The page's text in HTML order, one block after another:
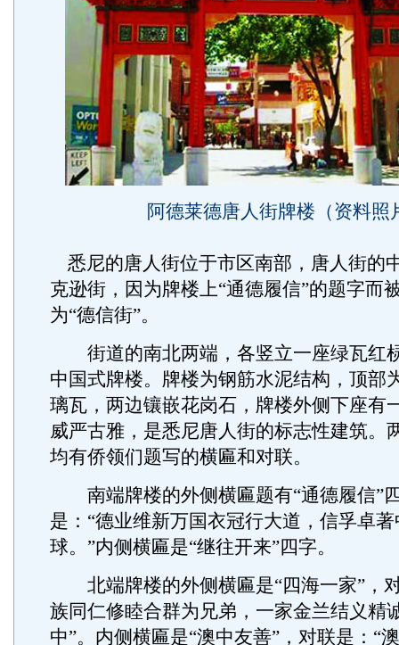
阿德莱德唐人街牌楼（资料照
悉尼的唐人街位于市区南部，唐人街的
克逊街，因为牌楼上“通德履信”的题字而
为“德信街”。
街道的南北两端，各竖立一座绿瓦红
中国式牌楼。牌楼为钢筋水泥结构，顶部
璃瓦，两边镶嵌花岗石，牌楼外侧下座有
威严古雅，是悉尼唐人街的标志性建筑。
均有侨领们题写的横匾和对联。
南端牌楼的外侧横匾题有“通德履信”
是：“德业维新万国衣冠行大道，信孚卓
球。”内侧横匾是“继往开来”四字。
北端牌楼的外侧横匾是“四海一家”，
族同仁修睦合群为兄弟，一家金兰结义精
中”。内侧横匾是“澳中友善”，对联是：“